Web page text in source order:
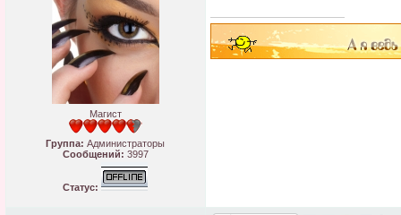
Магист
Группа: Администраторы
Сообщений: 3997
Статус: